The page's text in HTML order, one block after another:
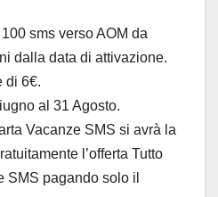
sms verso AOM da
dalla data di attivazione.
di 6€.
al 31 Agosto.
Vacanze SMS si avrà la
l’offerta Tutto
SMS pagando solo il